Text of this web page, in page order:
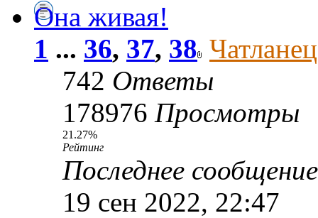
Она живая!
1 ... 36, 37, 38 Чатланец
742 Ответы
178976 Просмотры
21.27%
Рейтинг
Последнее
19 сен 2022, 22:47